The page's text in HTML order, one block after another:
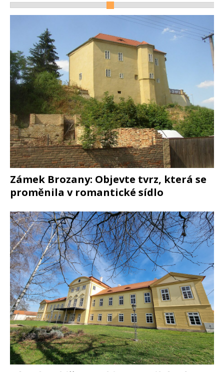
Zámek Brozany: Objevte tvrz, která se
proměnila v romantické sídlo